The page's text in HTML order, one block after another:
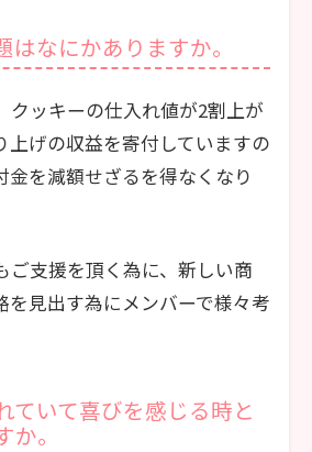
はなにかありますか。
クッキーの仕入れ値が2割上が
上げの収益を寄付していますの
金を減額せざるを得なくなり
ご支援を頂く為に、新しい商
を見出す為にメンバーで様々考
ていて喜びを感じる時と
。